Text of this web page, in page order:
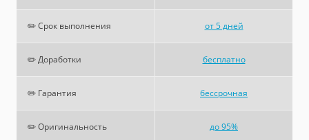
✏️ Срок выполнения от 5 дней
✏️ Доработки бесплатно
✏️ Гарантия бессрочная
✏️ Оригинальность до 95%